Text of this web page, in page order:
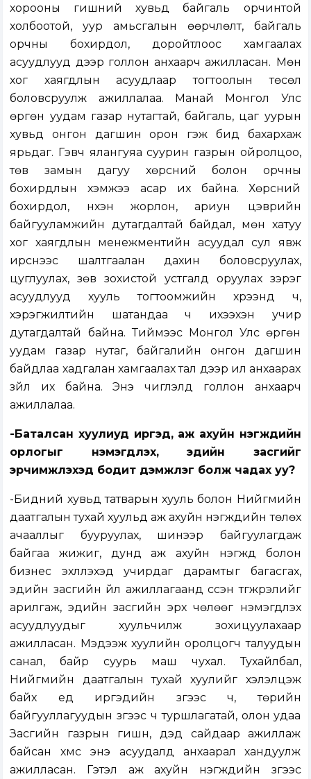
хорооны гишүүний хувьд байгаль орчинтой
холбоотой, уур амьсгалын өөрчлөлт, байгаль
орчны бохирдол, доройтлоос хамгаалах
асуудлууд дээр голлон анхаарч ажилласан.
Мөн
хог хаягдлын асуудлаар тогтоолын төсөл
боловсруулж ажиллалаа. Манай Монгол Улс
өргөн уудам газар нутагтай, байгаль, цаг уурын
хувьд онгон дагшин орон гэж бид бахархаж
ярьдаг. Гэвч ялангуяа суурин газрын ойролцоо,
төв замын дагуу хөрсний болон орчны
бохирдлын хэмжээ асар их байна. Хөрсний
бохирдол, нүхэн жорлон, ариун цэврийн
байгууламжийн дутагдалтай байдал, мөн хатуу
хог хаягдлын менежментийн асуудал сул явж
ирснээс шалтгаалан дахин боловсруулах,
цуглуулах, зөв зохистой устгалд оруулах зэрэг
асуудлууд хууль тогтоомжийн хүрээнд ч,
хэрэгжилтийн шатандаа ч ихээхэн учир
дутагдалтай байна. Тиймээс Монгол Улс өргөн
уудам газар нутаг, байгалийн онгон дагшин
байдлаа хадгалан хамгаалах тал дээр илүү анхаарах
зүйл их байна. Энэ чиглэлд голлон анхаарч
ажиллалаа.
-Баталсан хуулиуд иргэд, аж ахуйн нэгжүүдийн
орлогыг нэмэгдүүлэх, эдийн засгийг
эрчимжүүлэхэд бодит дэмжлэг болж чадах уу?
-Бидний хувьд татварын хууль болон Нийгмийн
даатгалын тухай хуульд аж ахуйн нэгжүүдийн төлөх
ачааллыг бууруулах, шинээр байгуулагдаж
байгаа жижиг, дунд аж ахуйн нэгжүүд болон
бизнес эхлүүлэхэд учирдаг дарамтыг багасгах,
эдийн засгийн үйл ажиллагаанд үүссэн түгжрэлийг
арилгаж, эдийн засгийн эрх чөлөөг нэмэгдүүлэх
асуудлуудыг хуульчилж зохицуулахаар
ажилласан. Мэдээж хуулийн оролцогч талуудын
санал, байр суурь маш чухал. Тухайлбал,
Нийгмийн даатгалын тухай хуулийг хэлэлцэж
байх үед иргэдийн зүгээс ч, төрийн
байгууллагуудын зүгээс ч туршлагатай, олон удаа
Засгийн газрын гишүүн, дэд сайдаар ажиллаж
байсан хүмүүс энэ асуудалд анхаарал хандуулж
ажилласан. Гэтэл аж ахуйн нэгжүүдийн зүгээс